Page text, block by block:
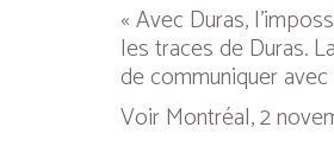
« Avec Duras,
les traces de Duras.
de communiquer
Voir Montréal, 2